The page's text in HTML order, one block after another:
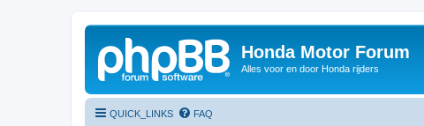
Honda Motor Forum
Alles voor en door Honda rijders
QUICK_LINKS FAQ